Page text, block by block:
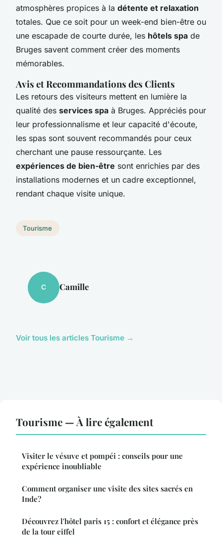
atmosphères propices à la détente et relaxation
totales. Que ce soit pour un week-end bien-être ou
une escapade de courte durée, les hôtels spa de
Bruges savent comment créer des moments
mémorables.
Avis et Recommandations des Clients
Les retours des visiteurs mettent en lumière la
qualité des services spa à Bruges. Appréciés pour
leur professionnalisme et leur capacité d'écoute,
les spas sont souvent recommandés pour ceux
cherchant une pause ressourçante. Les
expériences de bien-être sont enrichies par des
installations modernes et un cadre exceptionnel,
rendant chaque visite unique.
Tourisme
C Camille
Voir tous les articles Tourisme →
Tourisme — À lire également
Visiter le vésuve et pompéi : conseils pour une
expérience inoubliable
Comment organiser une visite des sites sacrés en
Inde?
Découvrez l'hôtel paris 15 : confort et élégance près
de la tour eiffel